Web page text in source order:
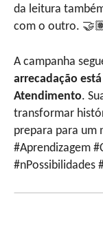
da leitura
com o outro.
A campanha
arrecadação
Atendimento.
transformar
prepara para um
#Aprendizagem
#nPossibilidades